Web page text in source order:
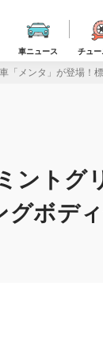
車ニュース チュー
「メンタ」が登場！
ントグ
グボデ